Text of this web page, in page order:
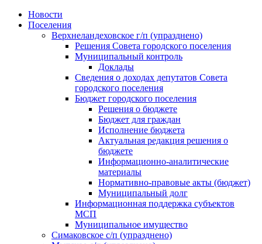
Skip
Новости
Поселения
Верхнеландеховское г/п (упразднено)
Решения Совета городского поселения
Муниципальный контроль
Доклады
Сведения о доходах депутатов Совета
городского поселения
Бюджет городского поселения
Решения о бюджете
Бюджет для граждан
Исполнение бюджета
Актуальная редакция решения о
бюджете
Информационно-аналитические
материалы
Нормативно-правовые акты (бюджет)
Муниципальный долг
Информационная поддержка субъектов
МСП
Муниципальное имущество
Симаковское с/п (упразднено)